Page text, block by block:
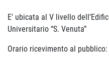
E' ubicata al V livello
Universitario “S. Venuta”
Orario ricevimento al pubblico: